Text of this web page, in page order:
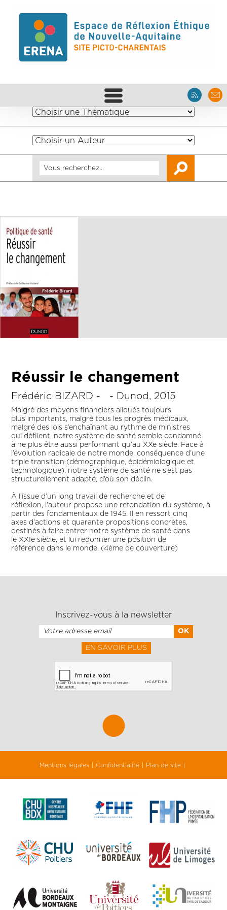
Réussir le changement
Frédéric BIZARD - - Dunod, 2015
Malgré des moyens financiers alloués toujours
plus importants, malgré tous les progrès médicaux,
malgré des lois s’enchaînant au rythme de ministres
qui défilent, notre système de santé semble condamné
à ne plus être aussi performant qu’au XXe siècle. Face à
l’évolution radicale de notre monde, conséquence d’une
triple transition (démographique, épidémiologique et
technologique), notre système de santé ne s’est pas
structurellement adapté, d’où son déclin.
À l’issue d’un long travail de recherche et de
réflexion, l’auteur propose une refondation du système, à
partir des fondamentaux de 1945. Il en ressort cinq
axes d’actions et quarante propositions concrètes,
destinés à faire entrer notre système de santé dans
le XXIe siècle, et lui redonner une position de
référence dans le monde. (4ème de couverture)
Inscrivez-vous à la newsletter
EN SAVOIR PLUS
Mentions légales Confidentialité Plan de site